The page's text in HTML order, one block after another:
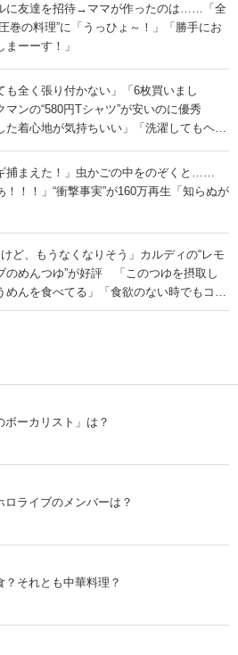
に友達を招待→ママが作ったのは……「全
巻の料理”に「うっひょ～！」「勝手にお
まーーす！」
も全く張り付かない」「6枚買いまし
ンの“580円Tシャツ”が安いのに優秀
た着心地が気持ちいい」「洗濯してもヘタ
捕まえた！」虫かごの中をのぞくと……
！！！」“衝撃事実”が160万再生「知らぬが
けど、もうなくなりそう」カルディの“レモ
のめんつゆ”が好評 「このつゆを摂取し
めんを食べてる」「食欲のない時でもコレ
」
ーカリスト」は？
ライブのメンバーは？
？それとも中華料理？